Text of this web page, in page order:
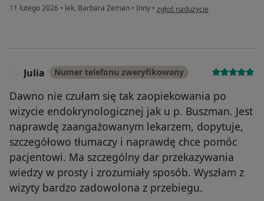
11 lutego 2026 • lek. Barbara Zeman • Inny • w opinii użytkownika Krzysztof
zgłoś nadużycie
Julia Numer telefonu zweryfikowany
Dawno nie czułam się tak zaopiekowania po
wizycie endokrynologicznej jak u p. Buszman. Jest
naprawdę zaangażowanym lekarzem, dopytuje,
szczegółowo tłumaczy i naprawdę chce pomóc
pacjentowi. Ma szczególny dar przekazywania
wiedzy w prosty i zrozumiały sposób. Wyszłam z
wizyty bardzo zadowolona z przebiegu.